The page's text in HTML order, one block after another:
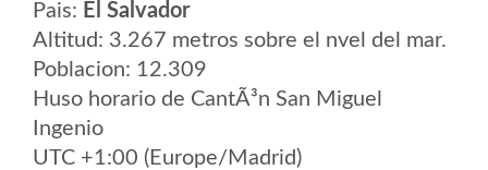
Pais: El Salvador
Altitud: 3.267 metros sobre el nvel del mar.
Poblacion: 12.309
Huso horario de CantÃ³n San Miguel
Ingenio
UTC +1:00 (Europe/Madrid)